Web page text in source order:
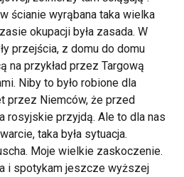
ścianie wyrąbana taka wielka
okupacji była zasada. W
przejścia, z domu do domu
na przykład przez Targową
Niby to było robione dla
przez Niemców, że przed
rosyjskie przyjdą. Ale to dla nas
taka była sytuacja.
Moje wielkie zaskoczenie.
i spotykam jeszcze wyższej